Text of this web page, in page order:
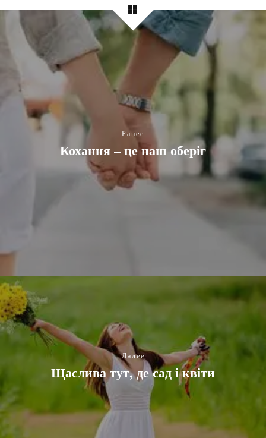
Ранее
Кохання – це наш оберіг
Далее
Щаслива тут, де сад і квіти